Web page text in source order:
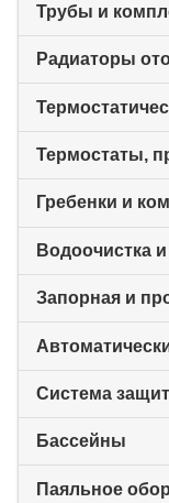
Трубы и
Радиаторы
Термостаты,
Гребенки и
Водоочистка
Бассейны
Паяльное